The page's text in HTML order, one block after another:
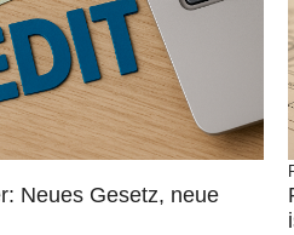
Neues Gesetz, neue